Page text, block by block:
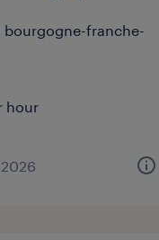
bourgogne-franche-
hour